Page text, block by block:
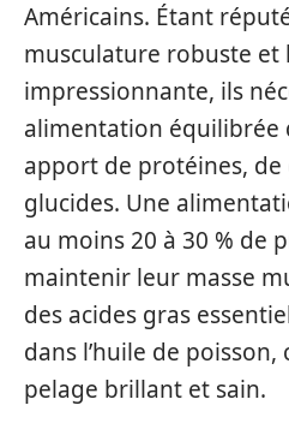
Américains. Étant
musculature robuste et
impressionnante, ils
alimentation équilibrée
apport de protéines, de
glucides. Une
au moins 20 à 30 % de
maintenir leur masse
des acides gras
dans l’huile de
pelage brillant et sain.